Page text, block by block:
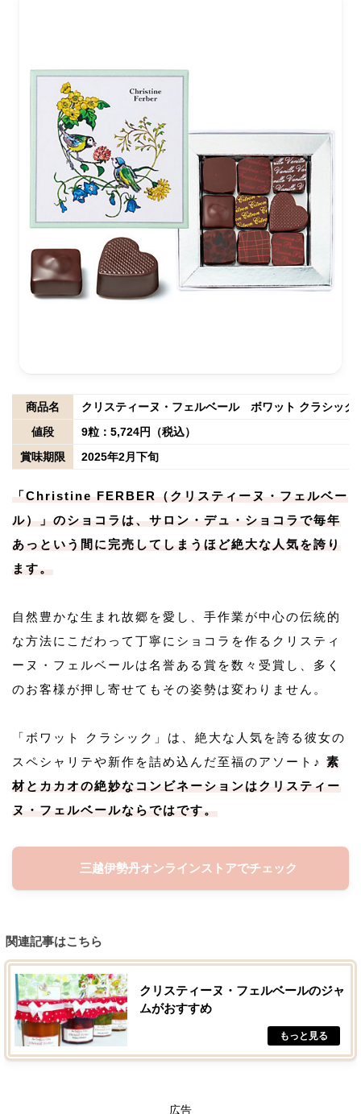
商品名
クリスティーヌ・フェルベール ボワット クラシック
値段
9粒：5,724円（税込）
賞味期限
2025年2月下旬
「Christine FERBER（クリスティーヌ・フェルベー
ル）」のショコラは、サロン・デュ・ショコラで毎年
あっという間に完売してしまうほど絶大な人気を誇り
ます。
自然豊かな生まれ故郷を愛し、手作業が中心の伝統的
な方法にこだわって丁寧にショコラを作るクリスティ
ーヌ・フェルベールは名誉ある賞を数々受賞し、多く
のお客様が押し寄せてもその姿勢は変わりません。
「ボワット クラシック」は、絶大な人気を誇る彼女の
スペシャリテや新作を詰め込んだ至福のアソート♪ 素
材とカカオの絶妙なコンビネーションはクリスティー
ヌ・フェルベールならではです。
三越伊勢丹オンラインストアでチェック
関連記事はこちら
クリスティーヌ・フェルベールのジャ
ムがおすすめ
広告